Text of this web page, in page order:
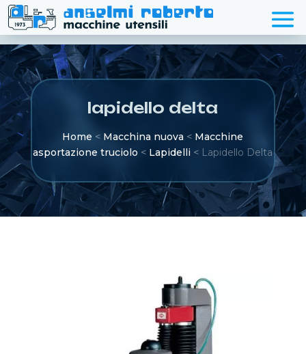
lapidello delta
Home < Macchina nuova < Macchine
asportazione truciolo < Lapidelli < Lapidello Delta